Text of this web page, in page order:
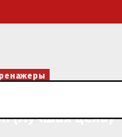
тренажер EVO
(Лучшая цена)